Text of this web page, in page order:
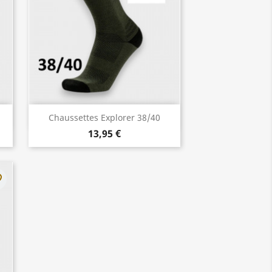
Chaussettes Explorer 38/40
13,95 €
Aperçu rapide